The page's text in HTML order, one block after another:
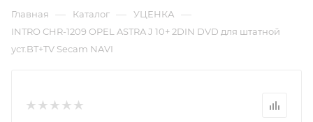
Главная — Каталог — УЦЕНКА —
INTRO CHR-1209 OPEL ASTRA J 10+ 2DIN DVD для штатной
уст.BT+TV Secam NAVI